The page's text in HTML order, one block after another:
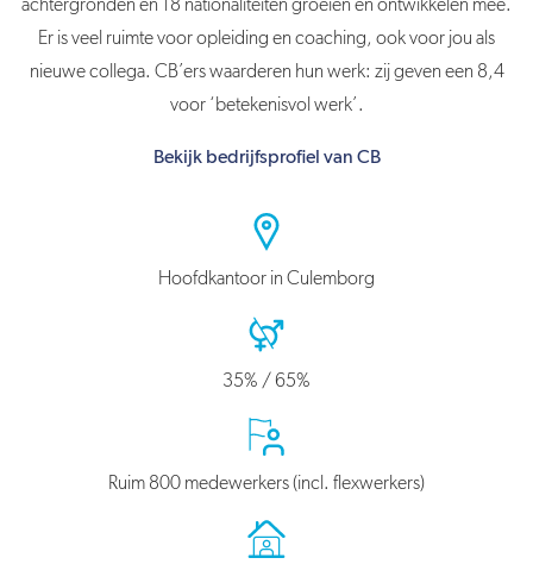
achtergronden en 18 nationaliteiten groeien en ontwikkelen mee.
Er is veel ruimte voor opleiding en coaching, ook voor jou als
nieuwe collega. CB’ers waarderen hun werk: zij geven een 8,4
voor ‘betekenisvol werk’.
Bekijk bedrijfsprofiel van CB
Hoofdkantoor in Culemborg
35% / 65%
Ruim 800 medewerkers (incl. flexwerkers)